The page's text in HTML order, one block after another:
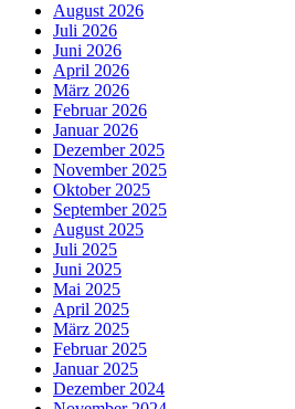
August 2026
Juli 2026
Juni 2026
April 2026
März 2026
Februar 2026
Januar 2026
Dezember 2025
November 2025
Oktober 2025
September 2025
August 2025
Juli 2025
Juni 2025
Mai 2025
April 2025
März 2025
Februar 2025
Januar 2025
Dezember 2024